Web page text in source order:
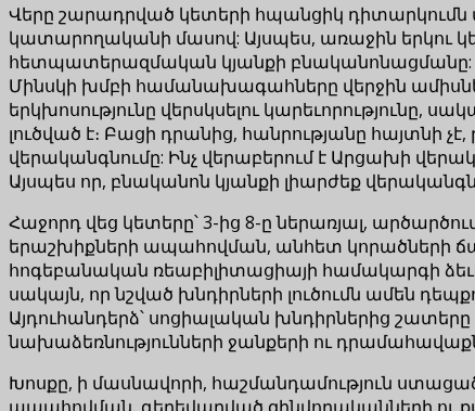
Վերը շարադրված կետերի հպանցիկ դիտարկումն
կատարողականի մասով: Այսպես, առաջին երկու
հետպատերազմական կյանքի բնականոնացմանը:
Մինսկի խմբի համանախագահները վերջին
երկխոսությունը վերսկսելու կարեւորությունը,
լուծված է։ Բացի դրանից, հանրությանը հայտնի
վերականգնումը: Ինչ վերաբերում է Արցախի
Այսպես որ, բնականոն կյանքի լիարժեք
Հաջորդ վեց կետերը՝ 3-ից 8-ը ներառյալ,
երաշխիքների ապահովման, անհետ կորածների
հոգեբանական ռեաբիլիտացիայի համակարգի
սակայն, որ նշված խնդիրների լուծումն ամեն
Այդուհանդերձ՝ սոցիալական խնդիրներից
նախաձեռնությունների ջանքերի ու
Խոսքը, ի մասնավորի, հաշմանդամություն